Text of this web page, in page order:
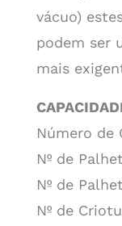
vácuo)
podem ser
mais
Número de
Nº de
Nº de
Nº de